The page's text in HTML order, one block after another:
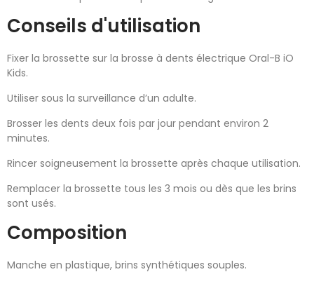
Conseils d'utilisation
Fixer la brossette sur la brosse à dents électrique Oral-B iO
Kids.
Utiliser sous la surveillance d’un adulte.
Brosser les dents deux fois par jour pendant environ 2
minutes.
Rincer soigneusement la brossette après chaque utilisation.
Remplacer la brossette tous les 3 mois ou dès que les brins
sont usés.
Composition
Manche en plastique, brins synthétiques souples.